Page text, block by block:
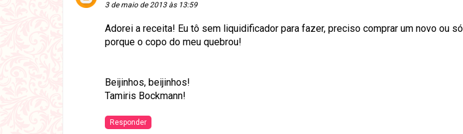
3 de maio de 2013 às 13:59
Adorei a receita! Eu tô sem liquidificador para fazer, preciso comprar um novo ou
porque o copo do meu quebrou!
Beijinhos, beijinhos!
Tamiris Bockmann!
Responder